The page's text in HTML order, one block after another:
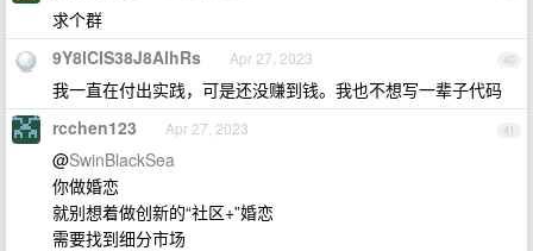
求个群
40
9Y8lCIS38J8AlhRs Apr 27, 2023
我一直在付出实践，可是还没赚到钱。我也不想写一辈子代码
41
rcchen123 Apr 27, 2023
@SwinBlackSea
你做婚恋
就别想着做创新的“社区+”婚恋
需要找到细分市场